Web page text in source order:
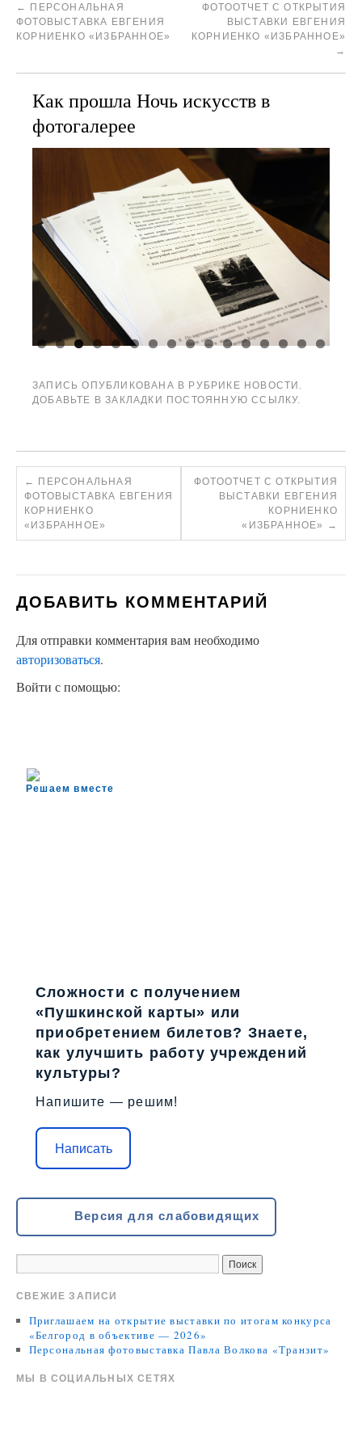
←
ПЕРСОНАЛЬНАЯ
ФОТОВЫСТАВКА ЕВГЕНИЯ
КОРНИЕНКО «ИЗБРАННОЕ»
ФОТООТЧЕТ С ОТКРЫТИЯ
ВЫСТАВКИ ЕВГЕНИЯ
КОРНИЕНКО «ИЗБРАННОЕ»
→
Как прошла Ночь искусств в
фотогалерее
0 1 2 3 4 5 6
ЗАПИСЬ ОПУБЛИКОВАНА В РУБРИКЕ НОВОСТИ .
ДОБАВЬТЕ В ЗАКЛАДКИ
ПОСТОЯННУЮ ССЫЛКУ.
←
ПЕРСОНАЛЬНАЯ
ФОТОВЫСТАВКА ЕВГЕНИЯ
КОРНИЕНКО
«ИЗБРАННОЕ»
ФОТООТЧЕТ С ОТКРЫТИЯ
ВЫСТАВКИ ЕВГЕНИЯ
КОРНИЕНКО
«ИЗБРАННОЕ»
→
ДОБАВИТЬ КОММЕНТАРИЙ
Для отправки комментария вам необходимо
авторизоваться.
Войти с помощью:
Решаем вместе
Сложности с получением
«Пушкинской карты» или
приобретением билетов? Знаете,
как улучшить работу учреждений
культуры?
Напишите — решим!
Написать
Версия для слабовидящих
СВЕЖИЕ ЗАПИСИ
Приглашаем на открытие выставки по итогам конкурса
«Белгород в объективе — 2026»
Персональная фотовыставка Павла Волкова «Транзит»
МЫ В СОЦИАЛЬНЫХ СЕТЯХ